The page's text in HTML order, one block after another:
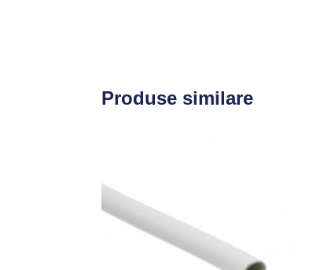
Produse similare